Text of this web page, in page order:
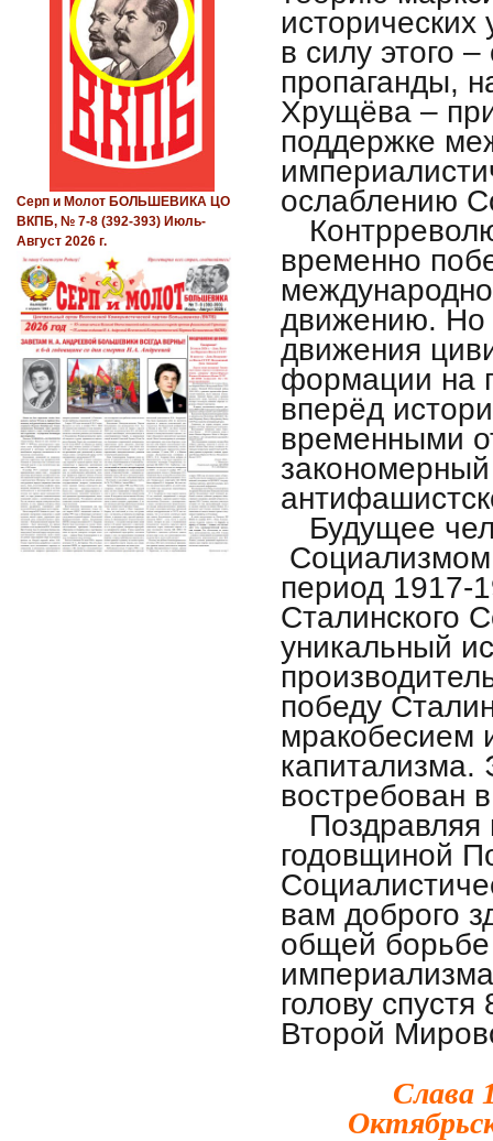
в силу этого
пропаганды,
Хрущёва –
поддержке
ослаблению
временно
движению. Но
движения
формации на
вперёд
временными
Будущее
период 1917-
Сталинского
уникальный
победу
мракобесием
капитализма.
востребован
годовщиной
вам доброго
общей
голову
Второй
Слава
Серп и Молот БОЛЬШЕВИКА ЦО
ВКПБ, № 7-8 (392-393) Июль-
Август 2026 г.